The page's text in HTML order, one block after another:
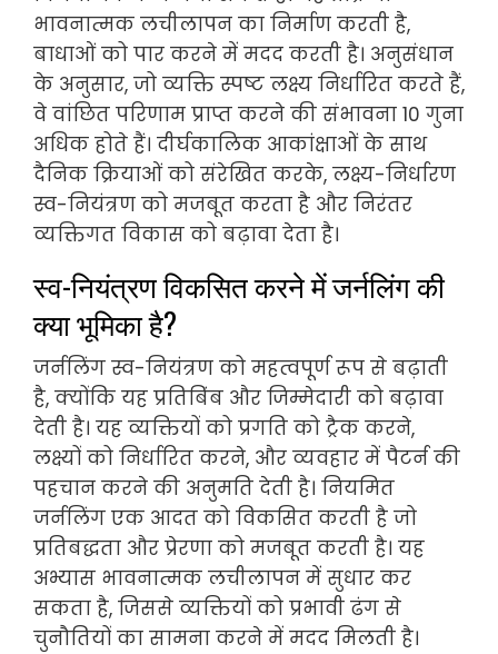
भावनात्मक लचीलापन का निर्माण करती है,
बाधाओं को पार करने में मदद करती है। अनुसंधान
के अनुसार, जो व्यक्ति स्पष्ट लक्ष्य निर्धारित करते हैं,
वे वांछित परिणाम प्राप्त करने की संभावना 10 गुना
अधिक होते हैं। दीर्घकालिक आकांक्षाओं के साथ
दैनिक क्रियाओं को संरेखित करके, लक्ष्य-निर्धारण
स्व-नियंत्रण को मजबूत करता है और निरंतर
व्यक्तिगत विकास को बढ़ावा देता है।
स्व-नियंत्रण विकसित करने में जर्नलिंग की
क्या भूमिका है?
जर्नलिंग स्व-नियंत्रण को महत्वपूर्ण रूप से बढ़ाती
है, क्योंकि यह प्रतिबिंब और जिम्मेदारी को बढ़ावा
देती है। यह व्यक्तियों को प्रगति को ट्रैक करने,
लक्ष्यों को निर्धारित करने, और व्यवहार में पैटर्न की
पहचान करने की अनुमति देती है। नियमित
जर्नलिंग एक आदत को विकसित करती है जो
प्रतिबद्धता और प्रेरणा को मजबूत करती है। यह
अभ्यास भावनात्मक लचीलापन में सुधार कर
सकता है, जिससे व्यक्तियों को प्रभावी ढंग से
चुनौतियों का सामना करने में मदद मिलती है।